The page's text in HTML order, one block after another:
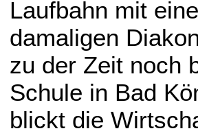
Laufbahn mit
damaligen
zu der Zeit noch
Schule in Bad
blickt die